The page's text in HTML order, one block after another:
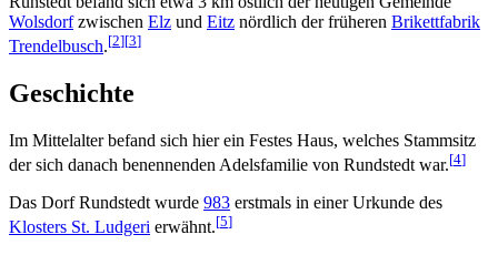
Wolsdorfzwischen Elz und Eitz nördlich der früheren Brikettfabrik
Trendelbusch.[2][3]
Geschichte
Im Mittelalter befand sich hier ein Festes Haus, welches Stammsitz
der sich danach benennenden Adelsfamilie von Rundstedt war.[4]
Das Dorf Rundstedt wurde 983 erstmals in einer Urkunde des
Klosters St. Ludgeri erwähnt.[5]